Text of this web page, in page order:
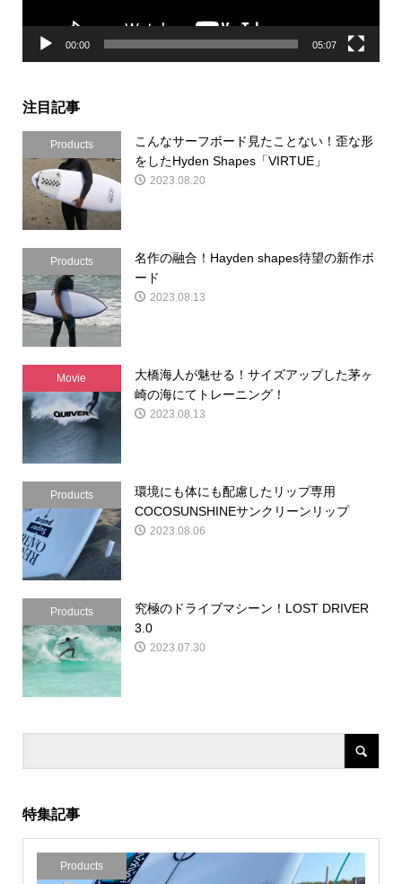
00:00 05:07
注目記事
Products
こんなサーフボード見たことない！歪な形
をしたHyden Shapes「VIRTUE」
2023.08.20
Products
名作の融合！Hayden shapes待望の新作ボ
ード
2023.08.13
Movie
大橋海人が魅せる！サイズアップした茅ヶ
崎の海にてトレーニング！
2023.08.13
Products
環境にも体にも配慮したリップ専用
COCOSUNSHINEサンクリーンリップ
2023.08.06
Products
究極のドライブマシーン！LOST DRIVER
3.0
2023.07.30
特集記事
Products